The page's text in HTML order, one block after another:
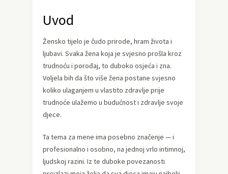
Uvod
Žensko tijelo je čudo prirode, hram života i
ljubavi. Svaka žena koja je svjesno prošla kroz
trudnoću i porođaj, to duboko osjeća i zna.
Voljela bih da što više žena postane svjesno
koliko ulaganjem u vlastito zdravlje prije
trudnoće ulažemo u budućnost i zdravlje svoje
djece.
Ta tema za mene ima posebno značenje — i
profesionalno i osobno, na jednoj vrlo intimnoj,
ljudskoj razini. Iz te duboke povezanosti